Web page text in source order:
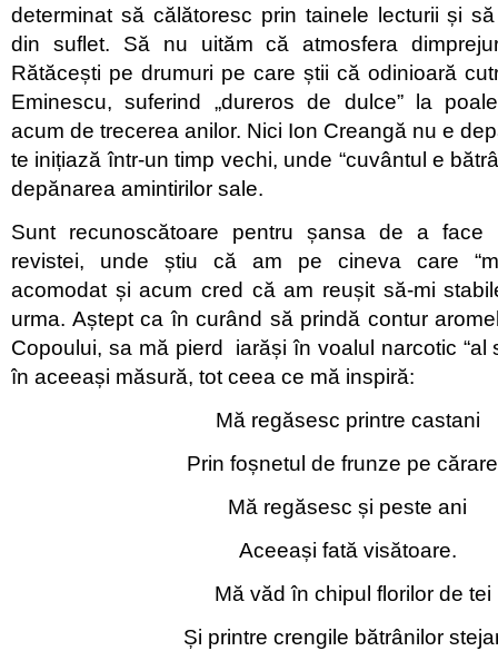
determinat să călătoresc prin tainele lecturii și
din suflet. Să nu uităm că atmosfera
Rătăcești pe drumuri pe care știi că odinioară
Eminescu, suferind „dureros de dulce” la
acum de trecerea anilor. Nici Ion Creangă nu e
te inițiază într-un timp vechi, unde “cuvântul e
depănarea amintirilor sale.
Sunt recunoscătoare pentru șansa de a face
revistei, unde știu că am pe cineva care
acomodat și acum cred că am reușit să-mi
urma. Aștept ca în curând să prindă contur
Copoului, sa mă pierd iarăși în voalul narcotic “al
în aceeași măsură, tot ceea ce mă inspiră:
Mă regăsesc printre castani
Prin foșnetul de frunze pe
Mă regăsesc și peste ani
Aceeași fată visătoare.
Mă văd în chipul florilor de tei
Și printre crengile bătrânilor